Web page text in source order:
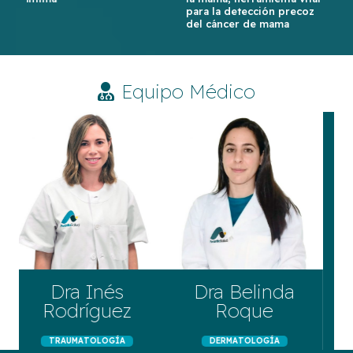
Equipo Médico
Dr Nicolas Heit
Barbini
RADIOLOGÍA
Manuel
Granados
PSICOLOGÍA